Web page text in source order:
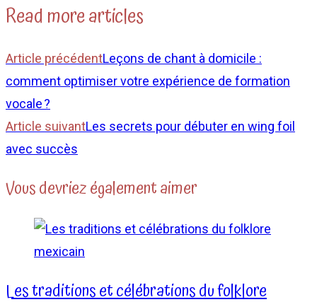
Read more articles
Article précédentLeçons de chant à domicile :
comment optimiser votre expérience de formation
vocale ?
Article suivantLes secrets pour débuter en wing foil
avec succès
Vous devriez également aimer
Les traditions et célébrations du folklore